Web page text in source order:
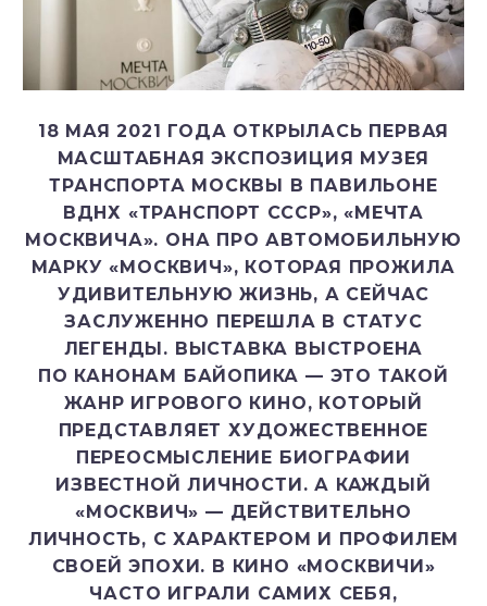
18 МАЯ 2021 ГОДА ОТКРЫЛАСЬ ПЕРВАЯ
МАСШТАБНАЯ ЭКСПОЗИЦИЯ МУЗЕЯ
ТРАНСПОРТА МОСКВЫ В ПАВИЛЬОНЕ
ВДНХ «ТРАНСПОРТ СССР», «МЕЧТА
МОСКВИЧА». ОНА ПРО АВТОМОБИЛЬНУЮ
МАРКУ «МОСКВИЧ», КОТОРАЯ ПРОЖИЛА
УДИВИТЕЛЬНУЮ ЖИЗНЬ, А СЕЙЧАС
ЗАСЛУЖЕННО ПЕРЕШЛА В СТАТУС
ЛЕГЕНДЫ. ВЫСТАВКА ВЫСТРОЕНА
ПО КАНОНАМ БАЙОПИКА — ЭТО ТАКОЙ
ЖАНР ИГРОВОГО КИНО, КОТОРЫЙ
ПРЕДСТАВЛЯЕТ ХУДОЖЕСТВЕННОЕ
ПЕРЕОСМЫСЛЕНИЕ БИОГРАФИИ
ИЗВЕСТНОЙ ЛИЧНОСТИ. А КАЖДЫЙ
«МОСКВИЧ» — ДЕЙСТВИТЕЛЬНО
ЛИЧНОСТЬ, С ХАРАКТЕРОМ И ПРОФИЛЕМ
СВОЕЙ ЭПОХИ. В КИНО «МОСКВИЧИ»
ЧАСТО ИГРАЛИ САМИХ СЕБЯ,